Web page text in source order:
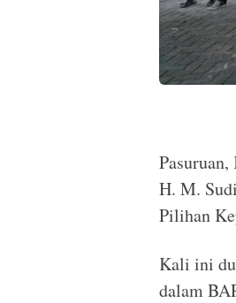
H. M.
Pilihan
Kali ini
dalam